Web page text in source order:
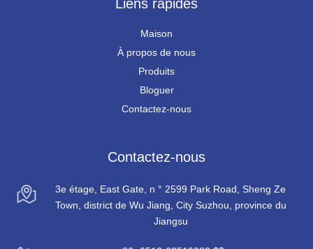
Liens rapides
Maison
À propos de nous
Produits
Bloguer
Contactez-nous
Contactez-nous
3e étage, East Gate, n ° 2599 Park Road, Sheng Ze
Town, district de Wu Jiang, City Suzhou, province du
Jiangsu